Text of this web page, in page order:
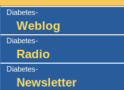
Diabetes-
Weblog
Diabetes-
Radio
Diabetes-
Newsletter